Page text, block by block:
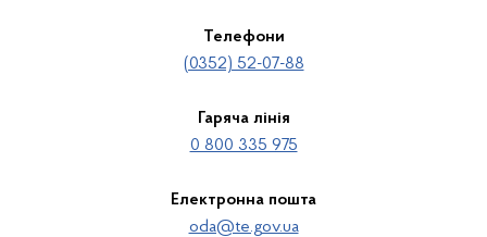
Телефони
(0352) 52-07-88
Гаряча лінія
0 800 335 975
Електронна пошта
oda@te.gov.ua